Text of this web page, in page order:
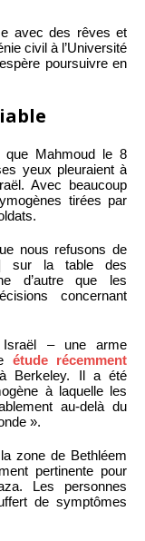
avec des rêves et
civil à l’Université
poursuivre en
que Mahmoud le 8
yeux pleuraient à
Avec beaucoup
tirées par
nous refusons de
sur la table des
d’autre que les
concernant
Israël – une arme
étude récemment
Berkeley. Il a été
à laquelle les
au-delà du
».
zone de Bethléem
pertinente pour
Les personnes
de symptômes